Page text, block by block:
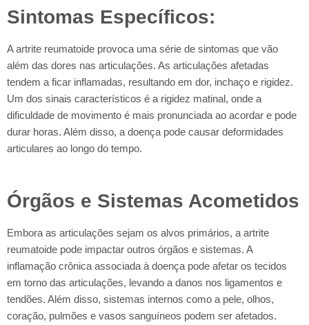
Sintomas Específicos:
A artrite reumatoide provoca uma série de sintomas que vão
além das dores nas articulações. As articulações afetadas
tendem a ficar inflamadas, resultando em dor, inchaço e rigidez.
Um dos sinais característicos é a rigidez matinal, onde a
dificuldade de movimento é mais pronunciada ao acordar e pode
durar horas. Além disso, a doença pode causar deformidades
articulares ao longo do tempo.
Órgãos e Sistemas Acometidos
Embora as articulações sejam os alvos primários, a artrite
reumatoide pode impactar outros órgãos e sistemas. A
inflamação crônica associada à doença pode afetar os tecidos
em torno das articulações, levando a danos nos ligamentos e
tendões. Além disso, sistemas internos como a pele, olhos,
coração, pulmões e vasos sanguíneos podem ser afetados.